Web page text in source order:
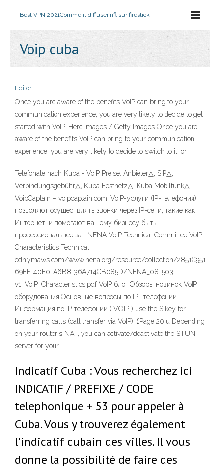
Best VPN 2021Comment diffuser nfl sur firestick
Voip cuba
Editor
Once you are aware of the benefits VoIP can bring to your
communication experience, you are very likely to decide to get
started with VoIP. Hero Images / Getty Images Once you are
aware of the benefits VoIP can bring to your communication
experience, you are very likely to decide to switch to it, or
Telefonate nach Kuba - VoIP Preise. Anbieter△, SIP△,
Verbindungsgebühr△, Kuba Festnetz△, Kuba Mobilfunk△.
VoipCaptain – voipcaptain.com. VoIP-услуги (IP-телефония)
позволяют осуществлять звонки через IP-сети, такие как
Интернет, и помогают вашему бизнесу быть
профессиональнее за NENA VoIP Technical Committee VoIP
Characteristics Technical
cdn.ymaws.com/www.nena.org/resource/collection/2851C951-
69FF-40F0-A6B8-36A714CB085D/NENA_08-503-
v1_VoIP_Characteristics.pdf VoIP блог.Обзоры новинок VoIP
оборудования,Основные вопросы по IP- телефонии.
Информация по IP телефонии ( VOIP ) use the S key for
transferring calls (call transfer via VoIP). £Page 20 u Depending
on your router's NAT, you can activate/deactivate the STUN
server for your.
Indicatif Cuba : Vous recherchez ici
INDICATIF / PREFIXE / CODE
telephonique + 53 pour appeler à
Cuba. Vous y trouverez également
l'indicatif cubain des villes. Il vous
donne la possibilité de faire des